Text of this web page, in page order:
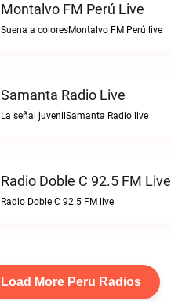
Montalvo FM Perú Live
Suena a coloresMontalvo FM Perú live
Samanta Radio Live
La señal juvenilSamanta Radio live
Radio Doble C 92.5 FM Live
Radio Doble C 92.5 FM live
Load More Peru Radios